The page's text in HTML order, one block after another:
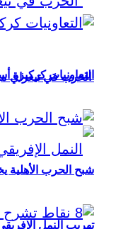
الحرب في تيغراي من
تهريب النمل
التعاونيات كركيزة
شبح الحرب الأهلية